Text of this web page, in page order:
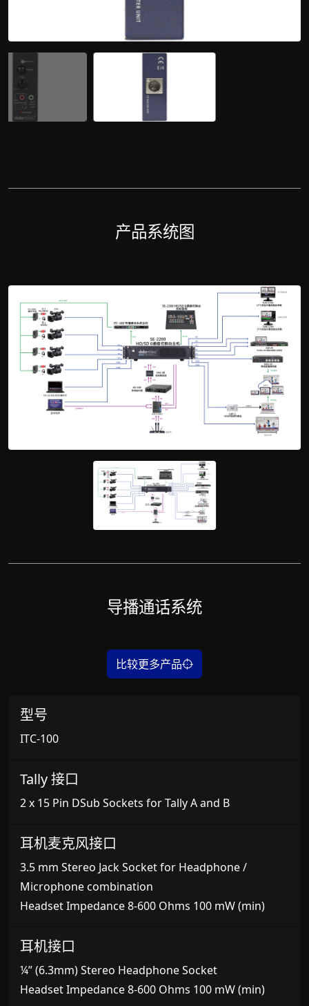
产品系统图
导播通话系统
比较更多产品
型号
ITC-100
Tally 接口
2 x 15 Pin DSub Sockets for Tally A and B
耳机麦克风接口
3.5 mm Stereo Jack Socket for Headphone /
Microphone combination
Headset Impedance 8-600 Ohms 100 mW (min)
耳机接口
¼” (6.3mm) Stereo Headphone Socket
Headset Impedance 8-600 Ohms 100 mW (min)